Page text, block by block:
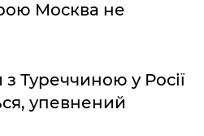
Москва не
Туреччиною у Росії
упевнений